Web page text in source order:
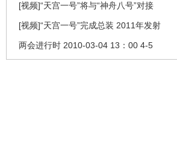
[视频]“天宫一号”将与“神舟八号”对接
[视频]“天宫一号”完成总装 2011年发射
两会进行时 2010-03-04 13：00 4-5